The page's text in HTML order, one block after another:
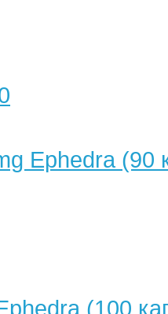
Ephedra (90
(100